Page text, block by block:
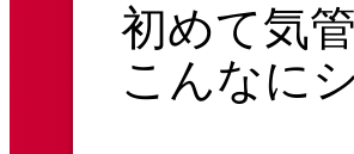
初めて気
こんなに